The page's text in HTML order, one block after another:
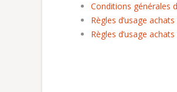
Conditions générales
Règles d’usage
Règles d’usage